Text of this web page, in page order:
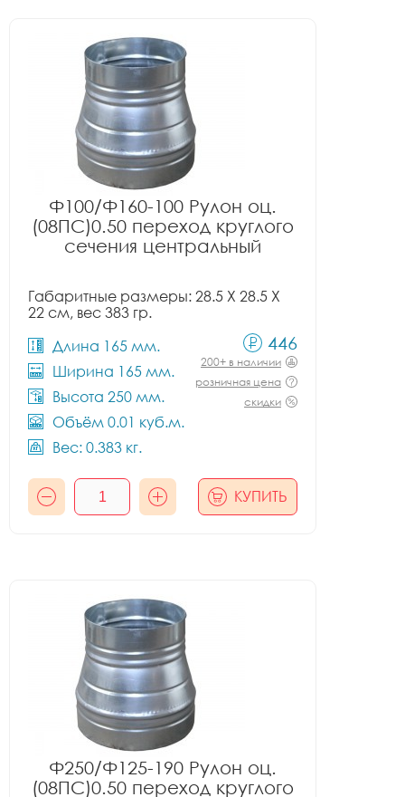
Ф100/Ф160-100 Рулон оц.
(08ПС)0.50 переход круглого
сечения центральный
Габаритные размеры: 28.5 X 28.5 X
22 см, вес 383 гр.
Длина 165 мм.
Ширина 165 мм.
Высота 250 мм.
Объём 0.01 куб.м.
Вес: 0.383 кг.
446
200+ в наличии
розничная цена
скидки
КУПИТЬ
Ф250/Ф125-190 Рулон оц.
(08ПС)0.50 переход круглого